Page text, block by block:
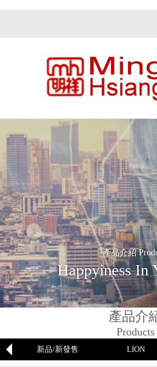
產品介紹
Happyiness In
產品介
Products
新品/新發售 LION